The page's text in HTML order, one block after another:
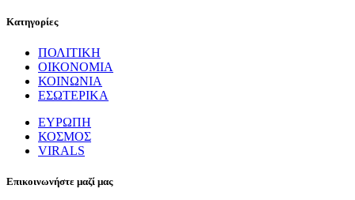
Κατηγορίες
ΠΟΛΙΤΙΚΗ
ΟΙΚΟΝΟΜΙΑ
ΚΟΙΝΩΝΙΑ
ΕΣΩΤΕΡΙΚΑ
ΕΥΡΩΠΗ
ΚΟΣΜΟΣ
VIRALS
Επικοινωνήστε μαζί μας